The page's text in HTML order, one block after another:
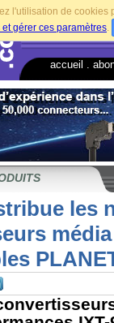
l'utilisation de
et gérer ces paramètres.
accueil
les